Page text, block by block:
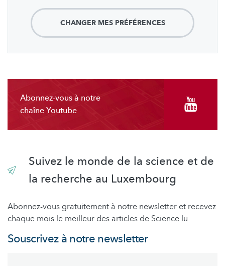
CHANGER MES PRÉFÉRENCES
Abonnez-vous à notre
chaîne Youtube
Suivez le monde de la science et de
la recherche au Luxembourg
Abonnez-vous gratuitement à notre newsletter et recevez
chaque mois le meilleur des articles de Science.lu
Souscrivez à notre newsletter